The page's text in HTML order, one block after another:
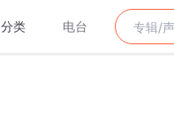
分类 电台